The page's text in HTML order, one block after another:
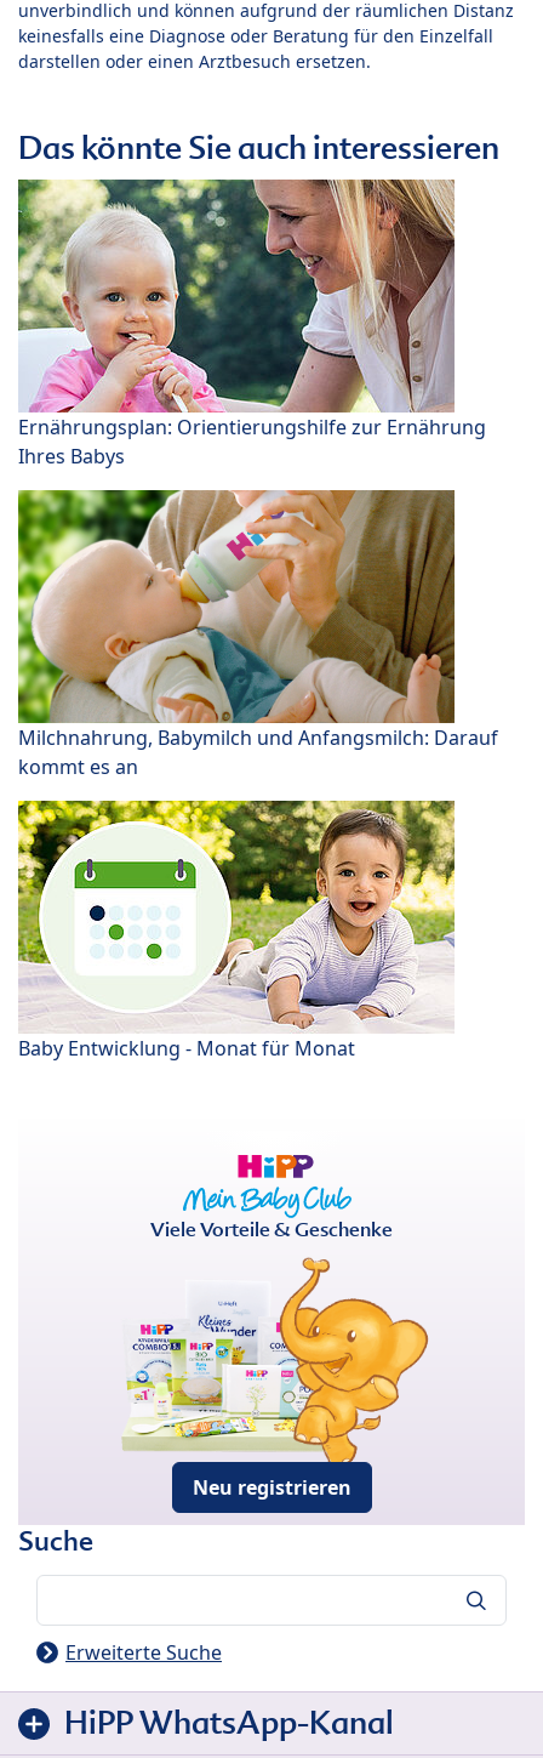
unverbindlich und können aufgrund der räumlichen Distanz
keinesfalls eine Diagnose oder Beratung für den Einzelfall
darstellen oder einen Arztbesuch ersetzen.
Das könnte Sie auch interessieren
Ernährungsplan: Orientierungshilfe zur Ernährung
Ihres Babys
Milchnahrung, Babymilch und Anfangsmilch: Darauf
kommt es an
Baby Entwicklung - Monat für Monat
Viele Vorteile & Geschenke
Neu registrieren
Suche
Erweiterte Suche
HiPP WhatsApp-Kanal